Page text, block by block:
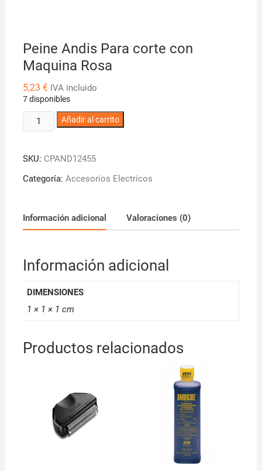
Peine Andis Para corte con
Maquina Rosa
5,23 € IVA incluido
7 disponibles
Peine
Andis
corte
con
cantidad
Añadir al carrito
SKU: CPAND12455
Categoría: Accesorios Electricos
Información adicional Valoraciones (0)
Información adicional
DIMENSIONES
1 × 1 × 1 cm
Productos relacionados